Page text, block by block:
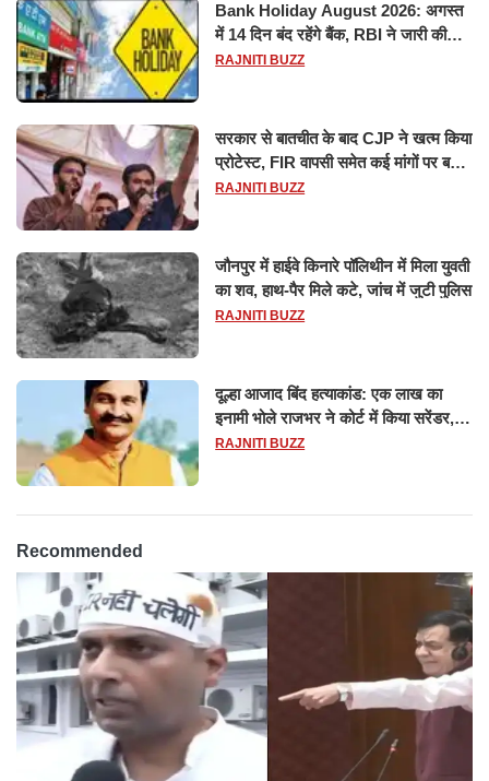
Bank Holiday August 2026: अगस्त
में 14 दिन बंद रहेंगे बैंक, RBI ने जारी की
छुट्टियों की लिस्ट​​​​​​​
RAJNITI BUZZ
सरकार से बातचीत के बाद CJP ने खत्म किया
प्रोटेस्ट, FIR वापसी समेत कई मांगों पर बनी
सहमति
RAJNITI BUZZ
जौनपुर में हाईवे किनारे पॉलिथीन में मिला युवती
का शव, हाथ-पैर मिले कटे, जांच में जुटी पुलिस
RAJNITI BUZZ
दूल्हा आजाद बिंद हत्याकांड: एक लाख का
इनामी भोले राजभर ने कोर्ट में किया सरेंडर,
14 दिन के लिए भेजा गया जेल
RAJNITI BUZZ
Recommended